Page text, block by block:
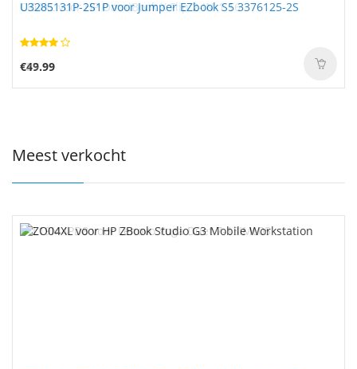
U3285131P-2S1P voor Jumper EZbook S5 3376125-2S
€49.99
Meest verkocht